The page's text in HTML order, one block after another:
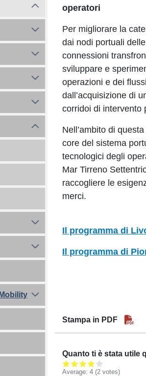
operatori
Per migliorare la
dai nodi portuali
connessioni
sviluppare e
operazioni e dei
dall’acquisizione di
corridoi di intervento
Nell’ambito di
core del sistema
tecnologici degli
Mar Tirreno
raccogliere le
merci.
Il programma di
Il programma di
Stampa in PDF
Quanto ti è stata utile
Average: 4 (2 votes)